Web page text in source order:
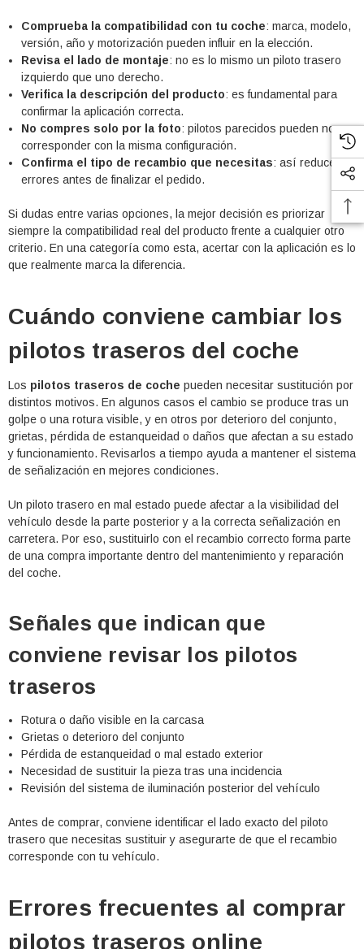
Comprueba la compatibilidad con tu coche: marca, modelo,
versión, año y motorización pueden influir en la elección.
Revisa el lado de montaje: no es lo mismo un piloto trasero
izquierdo que uno derecho.
Verifica la descripción del producto: es fundamental para
confirmar la aplicación correcta.
No compres solo por la foto: pilotos parecidos pueden no
corresponder con la misma configuración.
Confirma el tipo de recambio que necesitas: así reduces
errores antes de finalizar el pedido.
Si dudas entre varias opciones, la mejor decisión es priorizar
siempre la compatibilidad real del producto frente a cualquier otro
criterio. En una categoría como esta, acertar con la aplicación es lo
que realmente marca la diferencia.
Cuándo conviene cambiar los
pilotos traseros del coche
Los pilotos traseros de coche pueden necesitar sustitución por
distintos motivos. En algunos casos el cambio se produce tras un
golpe o una rotura visible, y en otros por deterioro del conjunto,
grietas, pérdida de estanqueidad o daños que afectan a su estado
y funcionamiento. Revisarlos a tiempo ayuda a mantener el sistema
de señalización en mejores condiciones.
Un piloto trasero en mal estado puede afectar a la visibilidad del
vehículo desde la parte posterior y a la correcta señalización en
carretera. Por eso, sustituirlo con el recambio correcto forma parte
de una compra importante dentro del mantenimiento y reparación
del coche.
Señales que indican que
conviene revisar los pilotos
traseros
Rotura o daño visible en la carcasa
Grietas o deterioro del conjunto
Pérdida de estanqueidad o mal estado exterior
Necesidad de sustituir la pieza tras una incidencia
Revisión del sistema de iluminación posterior del vehículo
Antes de comprar, conviene identificar el lado exacto del piloto
trasero que necesitas sustituir y asegurarte de que el recambio
corresponde con tu vehículo.
Errores frecuentes al comprar
pilotos traseros online